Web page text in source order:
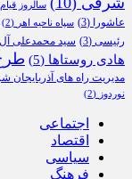
سالروز قیام ۲۹ بهمن مردم تبریز
عاشورا
(3) سپاه ناحیه اهر (2)
رئیسی (3) سید محمدعلی
هادی روستاها (5)
مدیریت راه های آذربایجان
نوردوز (2)
اجتماعی
اقتصاد
سیاسی
فرهنگ